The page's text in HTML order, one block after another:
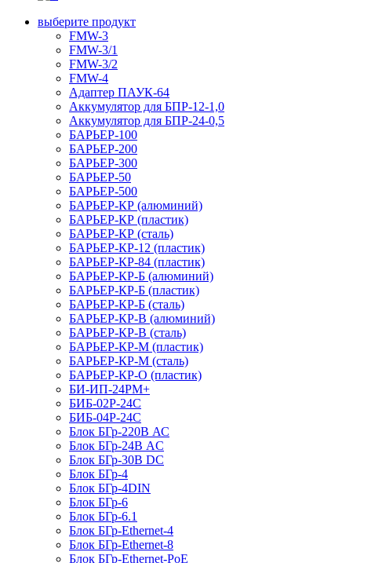
выберите продукт
FMW-3
FMW-3/1
FMW-3/2
FMW-4
Адаптер ПАУК-64
Аккумулятор для БПР-12-1,0
Аккумулятор для БПР-24-0,5
БАРЬЕР-100
БАРЬЕР-200
БАРЬЕР-300
БАРЬЕР-50
БАРЬЕР-500
БАРЬЕР-КР (алюминий)
БАРЬЕР-КР (пластик)
БАРЬЕР-КР (сталь)
БАРЬЕР-КР-12 (пластик)
БАРЬЕР-КР-84 (пластик)
БАРЬЕР-КР-Б (алюминий)
БАРЬЕР-КР-Б (пластик)
БАРЬЕР-КР-Б (сталь)
БАРЬЕР-КР-В (алюминий)
БАРЬЕР-КР-В (сталь)
БАРЬЕР-КР-М (пластик)
БАРЬЕР-КР-М (сталь)
БАРЬЕР-КР-О (пластик)
БИ-ИП-24РМ+
БИБ-02Р-24С
БИБ-04Р-24С
Блок БГр-220В АС
Блок БГр-24В AC
Блок БГр-30В DC
Блок БГр-4
Блок БГр-4DIN
Блок БГр-6
Блок БГр-6.1
Блок БГр-Ethernet-4
Блок БГр-Ethernet-8
Блок БГр-Ethernet-PoE